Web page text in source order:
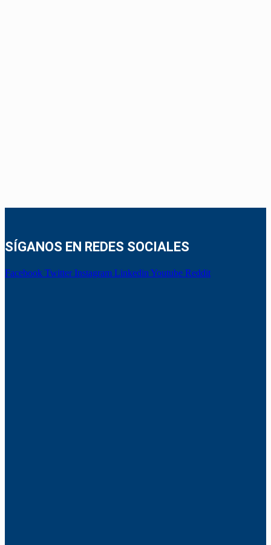
SÍGANOS EN REDES SOCIALES
Facebook Twitter Instagram Linkedin Youtube Reddit